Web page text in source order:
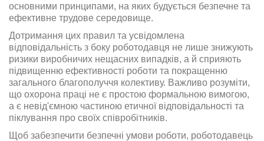
основними принципами, на яких будується безпечне та
ефективне трудове середовище.
Дотримання цих правил та усвідомлена
відповідальність з боку роботодавця не лише знижують
ризики виробничих нещасних випадків, а й сприяють
підвищенню ефективності роботи та покращенню
загального благополуччя колективу. Важливо розуміти,
що охорона праці не є простою формальною вимогою,
а є невід'ємною частиною етичної відповідальності та
піклування про своїх співробітників.
Щоб забезпечити безпечні умови роботи, роботодавець